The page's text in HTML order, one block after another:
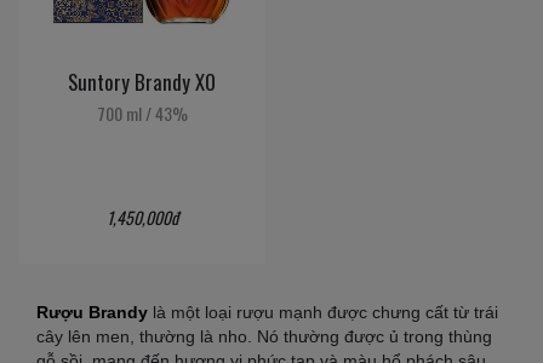
Suntory Brandy XO
700 ml/43%
1,450,000đ
Rượu Brandy là một loại rượu mạnh được chưng cất từ trái
cây lên men, thường là nho. Nó thường được ủ trong thùng